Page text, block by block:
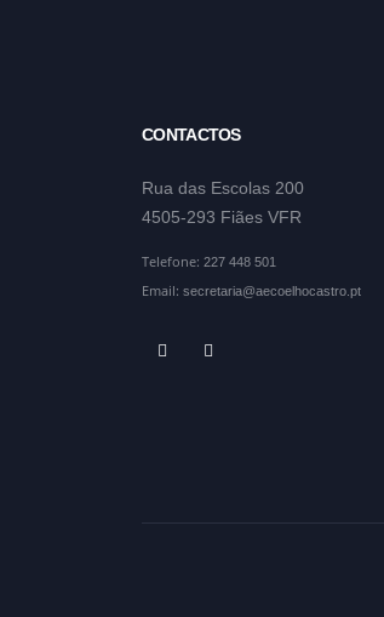
CONTACTOS
Rua das Escolas 200
4505-293 Fiães VFR
Telefone: 227 448 501
Email: secretaria@aecoelhocastro.pt